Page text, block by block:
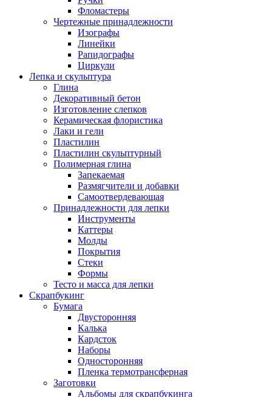
Фломастеры
Чертежные принадлежности
Изографы
Линейки
Рапидографы
Циркули
Лепка и скульптура
Глина
Декоративный бетон
Изготовление слепков
Керамическая флористика
Лаки и гели
Пластилин
Пластилин скульптурный
Полимерная глина
Запекаемая
Размягчители и добавки
Самоотвердевающая
Принадлежности для лепки
Инструменты
Каттеры
Молды
Покрытия
Стеки
Формы
Тесто и масса для лепки
Скрапбукинг
Бумага
Двусторонняя
Калька
Кардсток
Наборы
Односторонняя
Пленка термотрансферная
Заготовки
Альбомы для скрапбукинга